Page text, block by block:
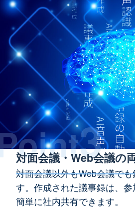
3
対面会議・Web会議の
対面会議以外もWeb会議で
す。作成された議事録は、
簡単に社内共有できます。